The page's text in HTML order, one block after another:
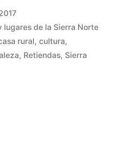
lugares de la Sierra Norte
rural, cultura,
, Retiendas, Sierra